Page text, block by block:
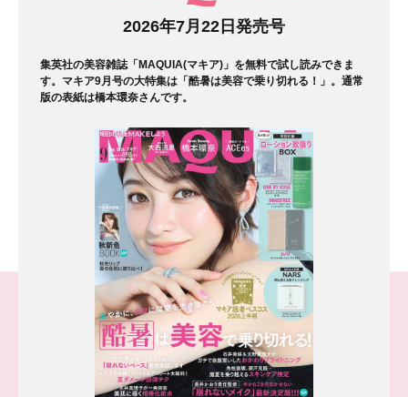
2026年7月22日発売号
集英社の美容雑誌「MAQUIA(マキア)」を無料で試し読みできま
す。マキア9月号の大特集は「酷暑は美容で乗り切れる！」。通常
版の表紙は橋本環奈さんです。